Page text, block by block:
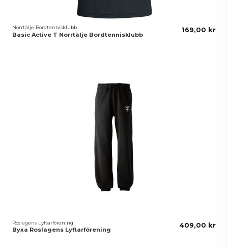
Norrtälje Bordtennisklubb
Basic Active T Norrtälje Bordtennisklubb
169,00 kr
Roslagens Lyftarförening
Byxa Roslagens Lyftarförening
409,00 kr